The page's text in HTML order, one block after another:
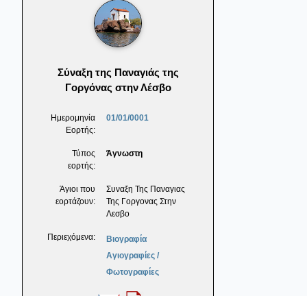
Σύναξη της Παναγιάς της
Γοργόνας στην Λέσβο
Ημερομηνία
Εορτής:
01/01/0001
Τύπος
εορτής:
Άγνωστη
Άγιοι που
εορτάζουν:
Συναξη Της Παναγιας
Της Γοργονας Στην
Λεσβο
Περιεχόμενα:
Βιογραφία
Αγιογραφίες /
Φωτογραφίες